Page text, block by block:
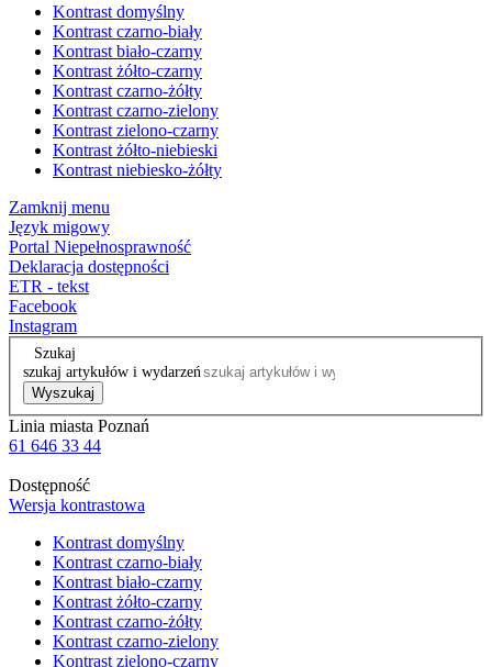
Kontrast domyślny
Kontrast czarno-biały
Kontrast biało-czarny
Kontrast żółto-czarny
Kontrast czarno-żółty
Kontrast czarno-zielony
Kontrast zielono-czarny
Kontrast żółto-niebieski
Kontrast niebiesko-żółty
Zamknij menu
Język migowy
Portal Niepełnosprawność
Deklaracja dostępności
ETR - tekst
Facebook
Instagram
Szukaj
szukaj artykułów i wydarzeń
Wyszukaj
Linia miasta Poznań
61 646 33 44
Dostępność
Wersja kontrastowa
Kontrast domyślny
Kontrast czarno-biały
Kontrast biało-czarny
Kontrast żółto-czarny
Kontrast czarno-żółty
Kontrast czarno-zielony
Kontrast zielono-czarny